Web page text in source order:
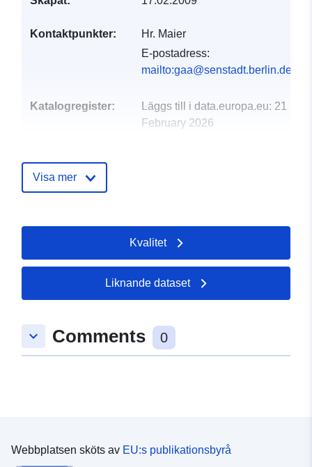
Kontaktpunkter:
Hr. Maier
E-postadress:
mailto:gaa@senstadt.berlin.de
Katalogregister: Läggs till i data.europa.eu: 21
February 2026
Spatial:
52.6877 ], [ 13.7701,
52.3284 ], [ 13.079, 52.3284
], [ 13.079, 52.6877 ] ]
Typ: Polygon
de.org/id/de.be.csw/411bd6cb-
d708-3005-be5b-
Tidsperiod:
01 January 2009
Visa mer
Kvalitet
Liknande dataset
keyboard_arrow_down Comments 0
Webbplatsen sköts av EU:s publikationsbyrå